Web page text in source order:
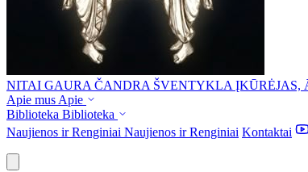
NITAI GAURA ČANDRA ŠVENTYKLA ĮKŪRĖJAS,
Apie mus Apie
Biblioteka Biblioteka
Naujienos ir Renginiai Naujienos ir Renginiai Kontaktai